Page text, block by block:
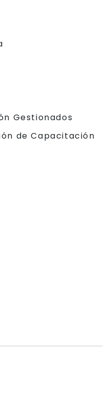
Gestionados
de Capacitación